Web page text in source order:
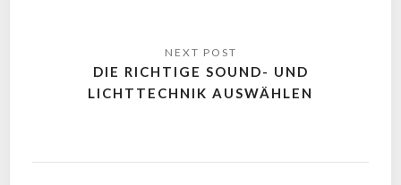
DIE RICHTIGE SOUND- UND
LICHTTECHNIK AUSWÄHLEN